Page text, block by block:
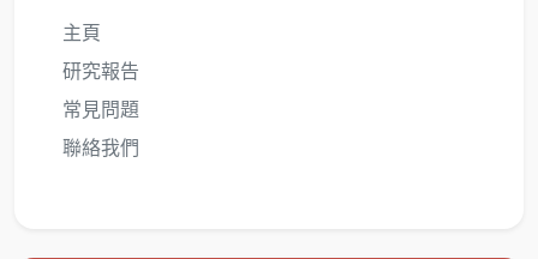
主頁
研究報告
常見問題
聯絡我們